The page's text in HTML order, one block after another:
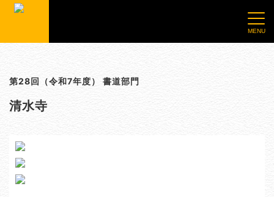
第28回（令和7年度） 書道部門
清水寺